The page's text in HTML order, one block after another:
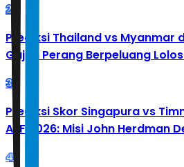
2
Prediksi Thailand vs Myanmar
Gajah Perang Berpeluang
3
Prediksi Skor Singapura vs
AFF 2026: Misi John Herdman
4